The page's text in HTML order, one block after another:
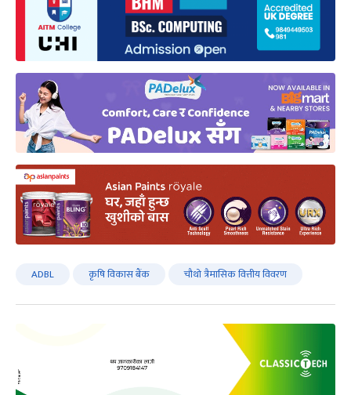
ADBL कृषि विकास बैंक चौथो त्रैमासिक वित्तीय विवरण